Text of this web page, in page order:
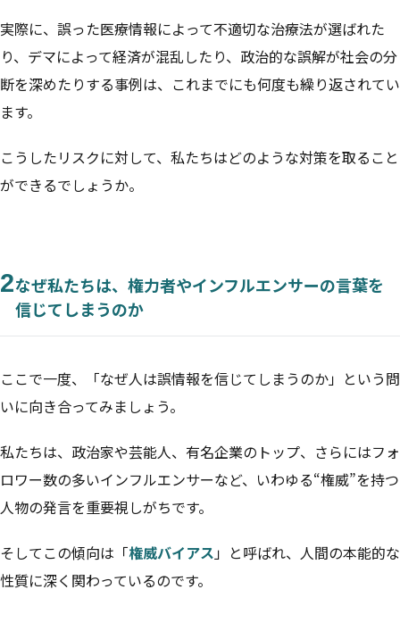
実際に、誤った医療情報によって不適切な治療法が選ばれた
り、デマによって経済が混乱したり、政治的な誤解が社会の分
断を深めたりする事例は、これまでにも何度も繰り返されてい
ます。
こうしたリスクに対して、私たちはどのような対策を取ること
ができるでしょうか。
2なぜ私たちは、権力者やインフルエンサーの言葉を
信じてしまうのか
ここで一度、「なぜ人は誤情報を信じてしまうのか」という問
いに向き合ってみましょう。
私たちは、政治家や芸能人、有名企業のトップ、さらにはフォ
ロワー数の多いインフルエンサーなど、いわゆる“権威”を持つ
人物の発言を重要視しがちです。
そしてこの傾向は「権威バイアス」と呼ばれ、人間の本能的な
性質に深く関わっているのです。